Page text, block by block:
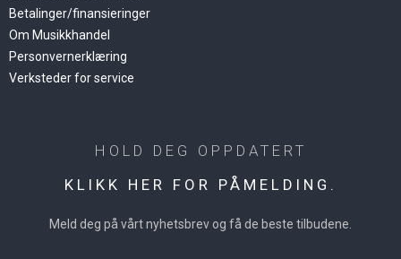
Betalinger/finansieringer
Om Musikkhandel
Personvernerklæring
Verksteder for service
HOLD DEG OPPDATERT
KLIKK HER FOR PÅMELDING.
Meld deg på vårt nyhetsbrev og få de beste tilbudene.